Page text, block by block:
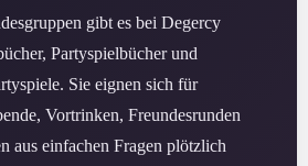
gibt es bei Degercy
Partyspielbücher und
Sie eignen sich für
Vortrinken, Freundesrunden
aus einfachen Fragen plötzlich